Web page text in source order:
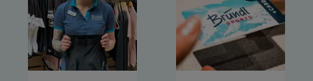
Charly Kahr
Bikeworld Schladming